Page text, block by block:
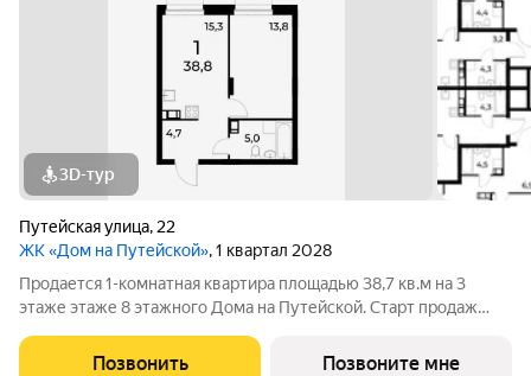
3D-тур
Путейская улица, 22
ЖК «Дом на Путейской», 1 квартал 2028
Продается 1-комнатная квартира площадью 38,7 кв.м на 3
этаже этаже 8 этажного Дома на Путейской. Старт продаж
уютный проект от ГК АГРОСПЕЦТЕХ средней этажности (8
Позвонить Позвоните мне